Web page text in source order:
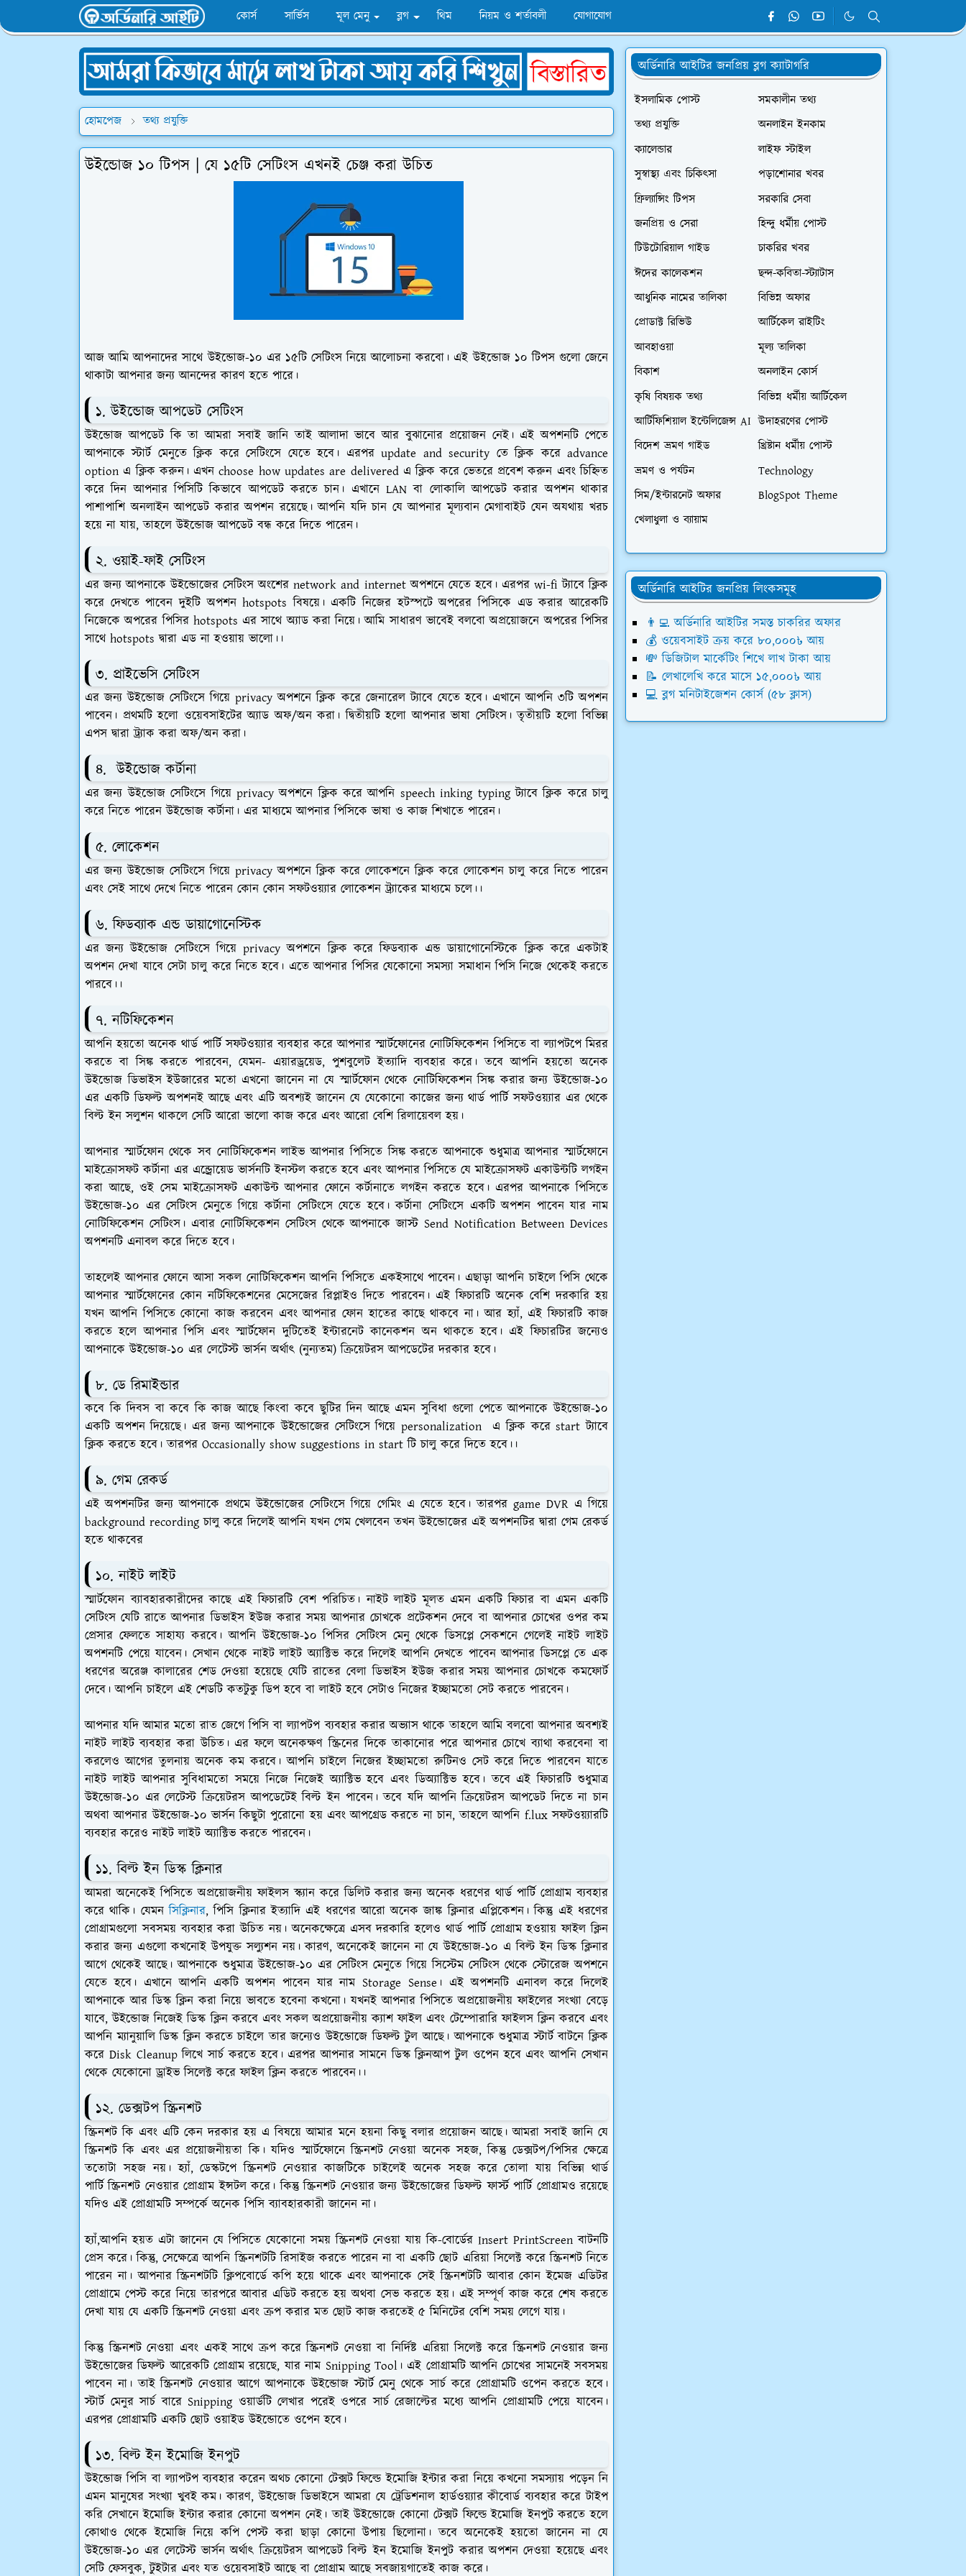
কোর্স সার্ভিস মূল মেনু ব্লগ থিম নিয়ম ও শর্তাবলী যোগাযোগ
হোমপেজ তথ্য প্রযুক্তি
উইন্ডোজ ১০ টিপস | যে ১৫টি সেটিংস এখনই চেঞ্জ করা উচিত
আজ আমি আপনাদের সাথে উইন্ডোজ-১০ এর ১৫টি সেটিংস নিয়ে আলোচনা করবো। এই উইন্ডোজ ১০ টিপস গুলো জেনে
থাকাটা আপনার জন্য আনন্দের কারণ হতে পারে।
১. উইন্ডোজ আপডেট সেটিংস
উইন্ডোজ আপডেট কি তা আমরা সবাই জানি তাই আলাদা ভাবে আর বুঝানোর প্রয়োজন নেই। এই অপশনটি পেতে
আপনাকে স্টার্ট মেনুতে ক্লিক করে সেটিংসে যেতে হবে। এরপর update and security তে ক্লিক করে advance
option এ ক্লিক করুন। এখন choose how updates are delivered এ ক্লিক করে ভেতরে প্রবেশ করুন এবং চিহ্নিত
করে দিন আপনার পিসিটি কিভাবে আপডেট করতে চান। এখানে LAN বা লোকালি আপডেট করার অপশন থাকার
পাশাপাশি অনলাইন আপডেট করার অপশন রয়েছে। আপনি যদি চান যে আপনার মূল্যবান মেগাবাইট যেন অযথায় খরচ
হয়ে না যায়, তাহলে উইন্ডোজ আপডেট বন্ধ করে দিতে পারেন।
২. ওয়াই-ফাই সেটিংস
এর জন্য আপনাকে উইন্ডোজের সেটিংস অংশের network and internet অপশনে যেতে হবে। এরপর wi-fi ট্যাবে ক্লিক
করে দেখতে পাবেন দুইটি অপশন hotspots বিষয়ে। একটি নিজের হটস্পটে অপরের পিসিকে এড করার আরেকটি
নিজেকে অপরের পিসির hotspots এর সাথে অ্যাড করা নিয়ে। আমি সাধারণ ভাবেই বলবো অপ্রয়োজনে অপরের পিসির
সাথে hotspots দ্বারা এড না হওয়ায় ভালো।।
৩. প্রাইভেসি সেটিংস
এর জন্য উইন্ডোজ সেটিংসে গিয়ে privacy অপশনে ক্লিক করে জেনারেল ট্যাবে যেতে হবে। এখানে আপনি ৩টি অপশন
পাবেন। প্রথমটি হলো ওয়েবসাইটের অ্যাড অফ/অন করা। দ্বিতীয়টি হলো আপনার ভাষা সেটিংস। তৃতীয়টি হলো বিভিন্ন
এপস দ্বারা ট্র্যাক করা অফ/অন করা।
৪. উইন্ডোজ কর্টানা
এর জন্য উইন্ডোজ সেটিংসে গিয়ে privacy অপশনে ক্লিক করে আপনি speech inking typing ট্যাবে ক্লিক করে চালু
করে নিতে পারেন উইন্ডোজ কর্টানা। এর মাধ্যমে আপনার পিসিকে ভাষা ও কাজ শিখাতে পারেন।
৫. লোকেশন
এর জন্য উইন্ডোজ সেটিংসে গিয়ে privacy অপশনে ক্লিক করে লোকেশনে ক্লিক করে লোকেশন চালু করে নিতে পারেন
এবং সেই সাথে দেখে নিতে পারেন কোন কোন সফটওয়্যার লোকেশন ট্র্যাকের মাধ্যমে চলে।।
৬. ফিডব্যাক এন্ড ডায়াগোনেস্টিক
এর জন্য উইন্ডোজ সেটিংসে গিয়ে privacy অপশনে ক্লিক করে ফিডব্যাক এন্ড ডায়াগোনেস্টিকে ক্লিক করে একটাই
অপশন দেখা যাবে সেটা চালু করে নিতে হবে। এতে আপনার পিসির যেকোনো সমস্যা সমাধান পিসি নিজে থেকেই করতে
পারবে।।
৭. নটিফিকেশন
আপনি হয়তো অনেক থার্ড পার্টি সফটওয়্যার ব্যবহার করে আপনার স্মার্টফোনের নোটিফিকেশন পিসিতে বা ল্যাপটপে মিরর
করতে বা সিঙ্ক করতে পারবেন, যেমন- এয়ারড্রয়েড, পুশবুলেট ইত্যাদি ব্যবহার করে। তবে আপনি হয়তো অনেক
উইন্ডোজ ডিভাইস ইউজারের মতো এখনো জানেন না যে স্মার্টফোন থেকে নোটিফিকেশন সিঙ্ক করার জন্য উইন্ডোজ-১০
এর একটি ডিফল্ট অপশনই আছে এবং এটি অবশ্যই জানেন যে যেকোনো কাজের জন্য থার্ড পার্টি সফটওয়্যার এর থেকে
বিল্ট ইন সলুশন থাকলে সেটি আরো ভালো কাজ করে এবং আরো বেশি রিলায়েবল হয়।
আপনার স্মার্টফোন থেকে সব নোটিফিকেশন লাইভ আপনার পিসিতে সিঙ্ক করতে আপনাকে শুধুমাত্র আপনার স্মার্টফোনে
মাইক্রোসফট কর্টানা এর এন্ড্রোয়েড ভার্সনটি ইনস্টল করতে হবে এবং আপনার পিসিতে যে মাইক্রোসফট একাউন্টটি লগইন
করা আছে, ওই সেম মাইক্রোসফট একাউন্ট আপনার ফোনে কর্টানাতে লগইন করতে হবে। এরপর আপনাকে পিসিতে
উইন্ডোজ-১০ এর সেটিংস মেনুতে গিয়ে কর্টানা সেটিংসে যেতে হবে। কর্টানা সেটিংসে একটি অপশন পাবেন যার নাম
নোটিফিকেশন সেটিংস। এবার নোটিফিকেশন সেটিংস থেকে আপনাকে জাস্ট Send Notification Between Devices
অপশনটি এনাবল করে দিতে হবে।
তাহলেই আপনার ফোনে আসা সকল নোটিফিকেশন আপনি পিসিতে একইসাথে পাবেন। এছাড়া আপনি চাইলে পিসি থেকে
আপনার স্মার্টফোনের কোন নটিফিকেশনের মেসেজের রিপ্লাইও দিতে পারবেন। এই ফিচারটি অনেক বেশি দরকারি হয়
যখন আপনি পিসিতে কোনো কাজ করবেন এবং আপনার ফোন হাতের কাছে থাকবে না। আর হ্যাঁ, এই ফিচারটি কাজ
করতে হলে আপনার পিসি এবং স্মার্টফোন দুটিতেই ইন্টারনেট কানেকশন অন থাকতে হবে। এই ফিচারটির জন্যেও
আপনাকে উইন্ডোজ-১০ এর লেটেস্ট ভার্সন অর্থাৎ (নুন্যতম) ক্রিয়েটরস আপডেটের দরকার হবে।
৮. ডে রিমাইন্ডার
কবে কি দিবস বা কবে কি কাজ আছে কিংবা কবে ছুটির দিন আছে এমন সুবিধা গুলো পেতে আপনাকে উইন্ডোজ-১০
একটি অপশন দিয়েছে। এর জন্য আপনাকে উইন্ডোজের সেটিংসে গিয়ে personalization এ ক্লিক করে start ট্যাবে
ক্লিক করতে হবে। তারপর Occasionally show suggestions in start টি চালু করে দিতে হবে।।
৯. গেম রেকর্ড
এই অপশনটির জন্য আপনাকে প্রথমে উইন্ডোজের সেটিংসে গিয়ে গেমিং এ যেতে হবে। তারপর game DVR এ গিয়ে
background recording চালু করে দিলেই আপনি যখন গেম খেলবেন তখন উইন্ডোজের এই অপশনটির দ্বারা গেম রেকর্ড
হতে থাকবের
১০. নাইট লাইট
স্মার্টফোন ব্যাবহারকারীদের কাছে এই ফিচারটি বেশ পরিচিত। নাইট লাইট মূলত এমন একটি ফিচার বা এমন একটি
সেটিংস যেটি রাতে আপনার ডিভাইস ইউজ করার সময় আপনার চোখকে প্রটেকশন দেবে বা আপনার চোখের ওপর কম
প্রেসার ফেলতে সাহায্য করবে। আপনি উইন্ডোজ-১০ পিসির সেটিংস মেনু থেকে ডিসপ্লে সেকশনে গেলেই নাইট লাইট
অপশনটি পেয়ে যাবেন। সেখান থেকে নাইট লাইট অ্যাক্টিভ করে দিলেই আপনি দেখতে পাবেন আপনার ডিসপ্লে তে এক
ধরণের অরেঞ্জ কালারের শেড দেওয়া হয়েছে যেটি রাতের বেলা ডিভাইস ইউজ করার সময় আপনার চোখকে কমফোর্ট
দেবে। আপনি চাইলে এই শেডটি কতটুকু ডিপ হবে বা লাইট হবে সেটাও নিজের ইচ্ছামতো সেট করতে পারবেন।
আপনার যদি আমার মতো রাত জেগে পিসি বা ল্যাপটপ ব্যবহার করার অভ্যাস থাকে তাহলে আমি বলবো আপনার অবশ্যই
নাইট লাইট ব্যবহার করা উচিত। এর ফলে অনেকক্ষণ স্ক্রিনের দিকে তাকানোর পরে আপনার চোখে ব্যাথা করবেনা বা
করলেও আগের তুলনায় অনেক কম করবে। আপনি চাইলে নিজের ইচ্ছামতো রুটিনও সেট করে দিতে পারবেন যাতে
নাইট লাইট আপনার সুবিধামতো সময়ে নিজে নিজেই অ্যাক্টিভ হবে এবং ডিঅ্যাক্টিভ হবে। তবে এই ফিচারটি শুধুমাত্র
উইন্ডোজ-১০ এর লেটেস্ট ক্রিয়েটরস আপডেটেই বিল্ট ইন পাবেন। তবে যদি আপনি ক্রিয়েটরস আপডেট দিতে না চান
অথবা আপনার উইন্ডোজ-১০ ভার্সন কিছুটা পুরোনো হয় এবং আপগ্রেড করতে না চান, তাহলে আপনি f.lux সফটওয়্যারটি
ব্যবহার করেও নাইট লাইট অ্যাক্টিভ করতে পারবেন।
১১. বিল্ট ইন ডিস্ক ক্লিনার
আমরা অনেকেই পিসিতে অপ্রয়োজনীয় ফাইলস স্ক্যান করে ডিলিট করার জন্য অনেক ধরণের থার্ড পার্টি প্রোগ্রাম ব্যবহার
করে থাকি। যেমনসিক্লিনার, পিসি ক্লিনার ইত্যাদি এই ধরণের আরো অনেক জাঙ্ক ক্লিনার এপ্লিকেশন। কিন্তু এই ধরণের
প্রোগ্রামগুলো সবসময় ব্যবহার করা উচিত নয়। অনেকক্ষেত্রে এসব দরকারি হলেও থার্ড পার্টি প্রোগ্রাম হওয়ায় ফাইল ক্লিন
করার জন্য এগুলো কখনোই উপযুক্ত সল্যুশন নয়। কারণ, অনেকেই জানেন না যে উইন্ডোজ-১০ এ বিল্ট ইন ডিস্ক ক্লিনার
আগে থেকেই আছে। আপনাকে শুধুমাত্র উইন্ডোজ-১০ এর সেটিংস মেনুতে গিয়ে সিস্টেম সেটিংস থেকে স্টোরেজ অপশনে
যেতে হবে। এখানে আপনি একটি অপশন পাবেন যার নাম Storage Sense। এই অপশনটি এনাবল করে দিলেই
আপনাকে আর ডিস্ক ক্লিন করা নিয়ে ভাবতে হবেনা কখনো। যখনই আপনার পিসিতে অপ্রয়োজনীয় ফাইলের সংখ্যা বেড়ে
যাবে, উইন্ডোজ নিজেই ডিস্ক ক্লিন করবে এবং সকল অপ্রয়োজনীয় ক্যাশ ফাইল এবং টেম্পোরারি ফাইলস ক্লিন করবে এবং
আপনি ম্যানুয়ালি ডিস্ক ক্লিন করতে চাইলে তার জন্যেও উইন্ডোজে ডিফল্ট টুল আছে। আপনাকে শুধুমাত্র স্টার্ট বাটনে ক্লিক
করে Disk Cleanup লিখে সার্চ করতে হবে। এরপর আপনার সামনে ডিস্ক ক্লিনআপ টুল ওপেন হবে এবং আপনি সেখান
থেকে যেকোনো ড্রাইভ সিলেক্ট করে ফাইল ক্লিন করতে পারবেন।।
১২. ডেক্সটপ স্ক্রিনশট
স্ক্রিনশট কি এবং এটি কেন দরকার হয় এ বিষয়ে আমার মনে হয়না কিছু বলার প্রয়োজন আছে। আমরা সবাই জানি যে
স্ক্রিনশট কি এবং এর প্রয়োজনীয়তা কি। যদিও স্মার্টফোনে স্ক্রিনশট নেওয়া অনেক সহজ, কিন্তু ডেক্সটপ/পিসির ক্ষেত্রে
ততোটা সহজ নয়। হ্যাঁ, ডেস্কটপে স্ক্রিনশট নেওয়ার কাজটিকে চাইলেই অনেক সহজ করে তোলা যায় বিভিন্ন থার্ড
পার্টি স্ক্রিনশট নেওয়ার প্রোগ্রাম ইন্সটল করে। কিন্তু স্ক্রিনশট নেওয়ার জন্য উইন্ডোজের ডিফল্ট ফার্স্ট পার্টি প্রোগ্রামও রয়েছে
যদিও এই প্রোগ্রামটি সম্পর্কে অনেক পিসি ব্যাবহারকারী জানেন না।
হ্যাঁ,আপনি হয়ত এটা জানেন যে পিসিতে যেকোনো সময় স্ক্রিনশট নেওয়া যায় কি-বোর্ডের Insert PrintScreen বাটনটি
প্রেস করে। কিন্তু, সেক্ষেত্রে আপনি স্ক্রিনশটটি রিসাইজ করতে পারেন না বা একটি ছোট এরিয়া সিলেক্ট করে স্ক্রিনশট নিতে
পারেন না। আপনার স্ক্রিনশটটি ক্লিপবোর্ডে কপি হয়ে থাকে এবং আপনাকে সেই স্ক্রিনশটটি আবার কোন ইমেজ এডিটর
প্রোগ্রামে পেস্ট করে নিয়ে তারপরে আবার এডিট করতে হয় অথবা সেভ করতে হয়। এই সম্পূর্ণ কাজ করে শেষ করতে
দেখা যায় যে একটি স্ক্রিনশট নেওয়া এবং ক্রপ করার মত ছোট কাজ করতেই ৫ মিনিটের বেশি সময় লেগে যায়।
কিন্তু স্ক্রিনশট নেওয়া এবং একই সাথে ক্রপ করে স্ক্রিনশট নেওয়া বা নির্দিষ্ট এরিয়া সিলেক্ট করে স্ক্রিনশট নেওয়ার জন্য
উইন্ডোজের ডিফল্ট আরেকটি প্রোগ্রাম রয়েছে, যার নাম Snipping Tool। এই প্রোগ্রামটি আপনি চোখের সামনেই সবসময়
পাবেন না। তাই স্ক্রিনশট নেওয়ার আগে আপনাকে উইন্ডোজ স্টার্ট মেনু থেকে সার্চ করে প্রোগ্রামটি ওপেন করতে হবে।
স্টার্ট মেনুর সার্চ বারে Snipping ওয়ার্ডটি লেখার পরেই ওপরে সার্চ রেজাল্টের মধ্যে আপনি প্রোগ্রামটি পেয়ে যাবেন।
এরপর প্রোগ্রামটি একটি ছোট ওয়াইড উইন্ডোতে ওপেন হবে।
১৩. বিল্ট ইন ইমোজি ইনপুট
উইন্ডোজ পিসি বা ল্যাপটপ ব্যবহার করেন অথচ কোনো টেক্সট ফিল্ডে ইমোজি ইন্টার করা নিয়ে কখনো সমস্যায় পড়েন নি
এমন মানুষের সংখ্যা খুবই কম। কারণ, উইন্ডোজ ডিভাইসে আমরা যে ট্রেডিশনাল হার্ডওয়্যার কীবোর্ড ব্যবহার করে টাইপ
করি সেখানে ইমোজি ইন্টার করার কোনো অপশন নেই। তাই উইন্ডোজে কোনো টেক্সট ফিল্ডে ইমোজি ইনপুট করতে হলে
কোথাও থেকে ইমোজি নিয়ে কপি পেস্ট করা ছাড়া কোনো উপায় ছিলোনা। তবে অনেকেই হয়তো জানেন না যে
উইন্ডোজ-১০ এর লেটেস্ট ভার্সন অর্থাৎ ক্রিয়েটরস আপডেট বিল্ট ইন ইমোজি ইনপুট করার অপশন দেওয়া হয়েছে এবং
সেটি ফেসবুক, টুইটার এবং যত ওয়েবসাইট আছে বা প্রোগ্রাম আছে সবজায়গাতেই কাজ করে।
অর্ডিনারি আইটির জনপ্রিয় ব্লগ ক্যাটাগরি
ইসলামিক পোস্ট
সমকালীন তথ্য
তথ্য প্রযুক্তি
অনলাইন ইনকাম
ক্যালেন্ডার
লাইফ স্টাইল
সুস্বাস্থ্য এবং চিকিৎসা
পড়াশোনার খবর
ফ্রিল্যান্সিং টিপস
সরকারি সেবা
জনপ্রিয় ও সেরা
হিন্দু ধর্মীয় পোস্ট
টিউটোরিয়াল গাইড
চাকরির খবর
ঈদের কালেকশন
ছন্দ-কবিতা-স্ট্যাটাস
আধুনিক নামের তালিকা
বিভিন্ন অফার
প্রোডাক্ট রিভিউ
আর্টিকেল রাইটিং
আবহাওয়া
মূল্য তালিকা
বিকাশ
অনলাইন কোর্স
কৃষি বিষয়ক তথ্য
বিভিন্ন ধর্মীয় আর্টিকেল
আর্টিফিশিয়াল ইন্টেলিজেন্স AI উদাহরণের পোস্ট
বিদেশ ভ্রমণ গাইড
খ্রিষ্টান ধর্মীয় পোস্ট
ভ্রমণ ও পর্যটন
Technology
সিম/ইন্টারনেট অফার
BlogSpot Theme
খেলাধুলা ও ব্যায়াম
অর্ডিনারি আইটির জনপ্রিয় লিংকসমূহ
👨‍💻 অর্ডিনারি আইটির সমস্ত চাকরির অফার
💰 ওয়েবসাইট ক্রয় করে ৮০,০০০৳ আয়
💸 ডিজিটাল মার্কেটিং শিখে লাখ টাকা আয়
📝 লেখালেখি করে মাসে ১৫,০০০৳ আয়
💻 ব্লগ মনিটাইজেশন কোর্স (৫৮ ক্লাস)